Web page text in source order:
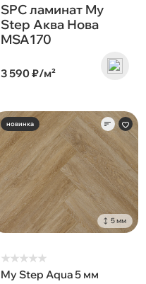
SPC ламинат My
Step Аква Нова
MSA170
3 590 ₽/м²
новинка
5 мм
★★★★★
My Step Aqua 5 мм